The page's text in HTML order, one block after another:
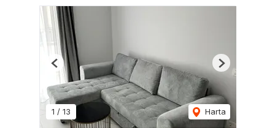
1 / 13 Harta
Previous Next